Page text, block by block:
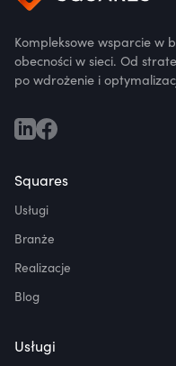
Kompleksowe wsparcie w
obecności w sieci. Od
po wdrożenie i
Squares
Usługi
Branże
Realizacje
Blog
Usługi